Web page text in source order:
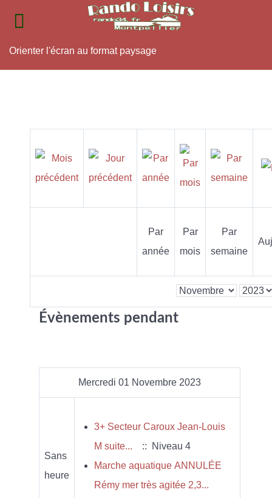
Orienter l'écran au format paysage
Par
année
Par
mois
Par
semaine
Évènements pendant
Mercredi 01 Novembre 2023
Sans
heure
3+ Secteur Caroux Jean-Louis
M suite...
:: Niveau 4
Marche aquatique ANNULÉE
Rémy mer très agitée 2,3...